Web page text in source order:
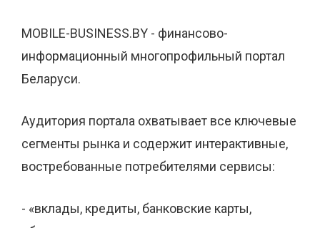
MOBILE-BUSINESS.BY - финансово-
информационный многопрофильный портал
Беларуси.
Аудитория портала охватывает все ключевые
сегменты рынка и содержит интерактивные,
востребованные потребителями сервисы:
- «вклады, кредиты, банковские карты,